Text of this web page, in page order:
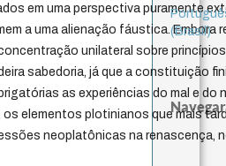
em uma perspectiva puramente
a uma alienação fáustica.
unilateral sobre
sabedoria, já que a constituição
as experiências do mal e do
elementos plotinianos que mais
neoplatônicas na renascença,
(Brasil)
Navegar